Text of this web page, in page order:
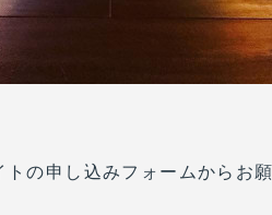
の申し込みフォームからお願